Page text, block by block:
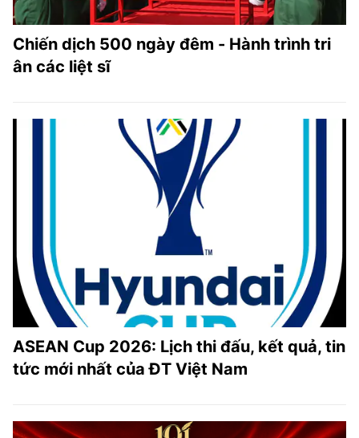
Chiến dịch 500 ngày đêm - Hành trình tri
ân các liệt sĩ
ASEAN Cup 2026: Lịch thi đấu, kết quả, tin
tức mới nhất của ĐT Việt Nam